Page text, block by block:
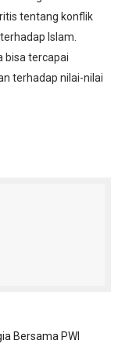
tentang konflik
Islam.
bisa tercapai
terhadap nilai-nilai
Bersama PWI